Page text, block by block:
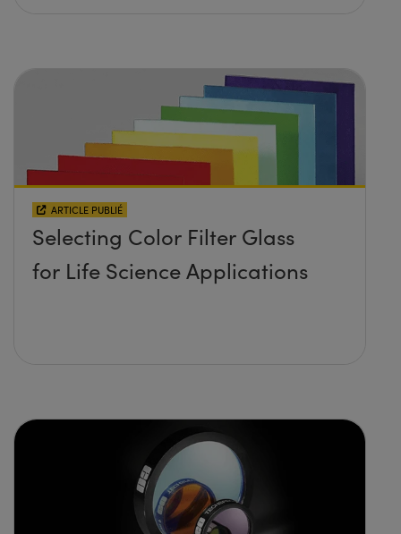
ARTICLE PUBLIÉ
Selecting Color Filter Glass
for Life Science Applications